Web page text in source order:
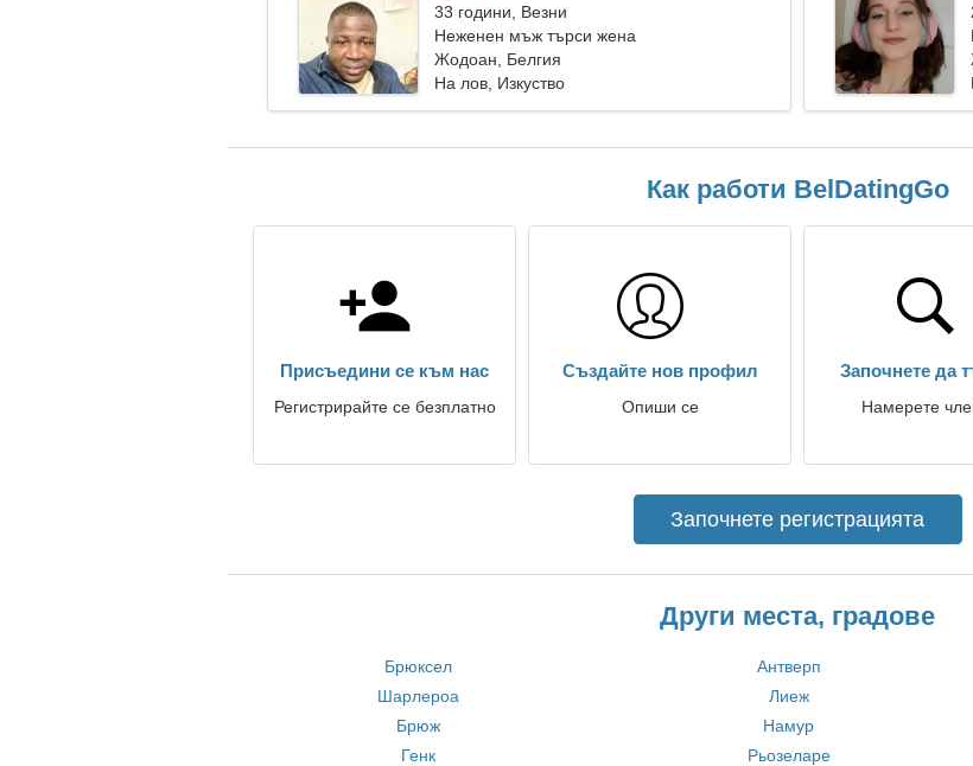
33 години, Везни
Неженен мъж търси жена
Жодоан, Белгия
На лов, Изкуство
Как работи BelDatingGo
Присъедини се към нас
Регистрирайте се безплатно
Създайте нов профил
Опиши се
Започнете да
Намерете
Започнете регистрацията
Други места, градове
Брюксел Антверп
Шарлероа
Лиеж
Брюж
Намур
Генк
Рьозеларе